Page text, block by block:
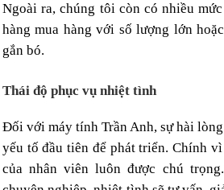
Ngoài ra, chúng tôi còn có nhiều
hàng mua hàng với số lượng lớn
gắn bó.
Thái độ phục vụ nhiệt tình
Đối với máy tính Trần Anh, sự hài
yếu tố đầu tiên để phát triển. Chính
của nhân viên luôn được chú